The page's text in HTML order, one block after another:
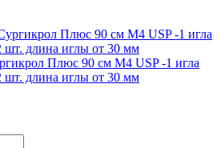
Плюс 90 см М4 USP -1 игла
шт. длина иглы от 30 мм